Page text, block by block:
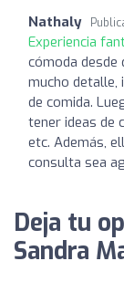
Nathaly
Experiencia
cómoda desde
mucho detalle,
de comida.
tener ideas de
etc. Además,
consulta sea
Deja tu
Sandra